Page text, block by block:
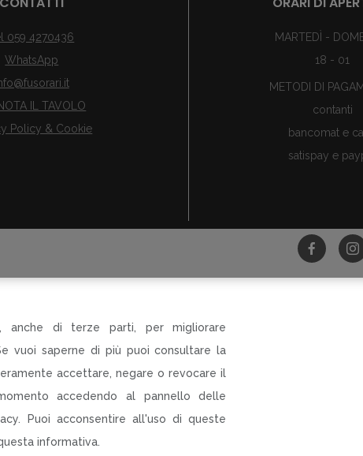
059 4270436
WhatsApp
IL TAVOLO
Policy & Cookie
MARTEDÌ -
18 - 01
METODI DI
contanti
bancomat e
satispay e
©Tutti i diritti
Progetto cofinanziato dal Fondo
Bando QUALIFICAZIONE E
IMPRESE DEL COMMERCIO AL DETTAGLIO E DELLA
anche di terze parti, per migliorare
vuoi saperne di più puoi consultare la
accettare, negare o revocare il
accedendo al pannello delle
Puoi acconsentire all'uso di queste
informativa.